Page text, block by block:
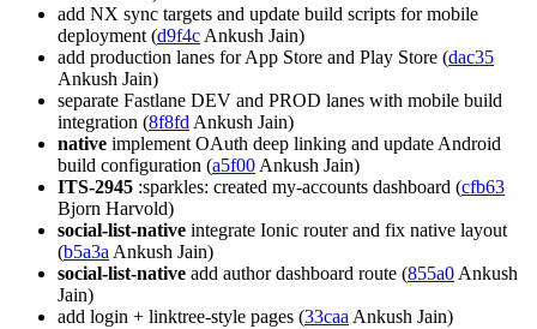
add NX sync targets and update build scripts for mobile
deployment (d9f4c Ankush Jain)
add production lanes for App Store and Play Store (dac35
Ankush Jain)
separate Fastlane DEV and PROD lanes with mobile build
integration (8f8fd Ankush Jain)
native implement OAuth deep linking and update Android
build configuration (a5f00 Ankush Jain)
ITS-2945 :sparkles: created my-accounts dashboard (cfb63
Bjorn Harvold)
social-list-native integrate Ionic router and fix native layout
(b5a3a Ankush Jain)
social-list-native add author dashboard route (855a0 Ankush
Jain)
add login + linktree-style pages (33caa Ankush Jain)